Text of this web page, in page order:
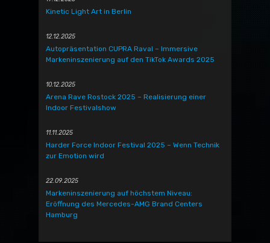
Kinetic Light Art in Berlin
12.12.2025
Autopräsentation CUPRA Raval – Immersive
Markeninszenierung auf den TikTok Awards 2025
10.12.2025
Arena Rave Rostock 2025 – Realisierung einer
Indoor Festivalshow
11.11.2025
Harder Force Indoor Festival 2025 – Wenn Technik
zur Emotion wird
22.09.2025
Markeninszenierung auf höchstem Niveau:
Eröffnung des Mercedes-AMG Brand Centers
Hamburg